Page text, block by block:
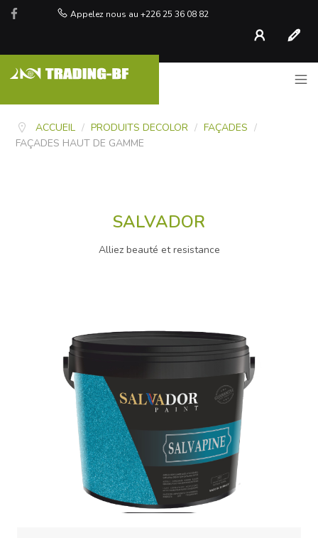
Appelez nous au +226 25 36 08 82
Compte
ACCUEIL / PRODUITS DECOLOR / FAÇADES /
FAÇADES HAUT DE GAMME
SALVADOR
Alliez beauté et resistance